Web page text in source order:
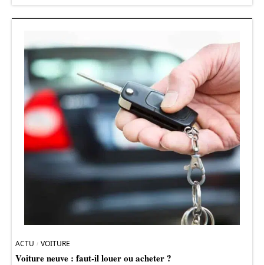
ACTU VOITURE
Voiture neuve : faut-il louer ou acheter ?